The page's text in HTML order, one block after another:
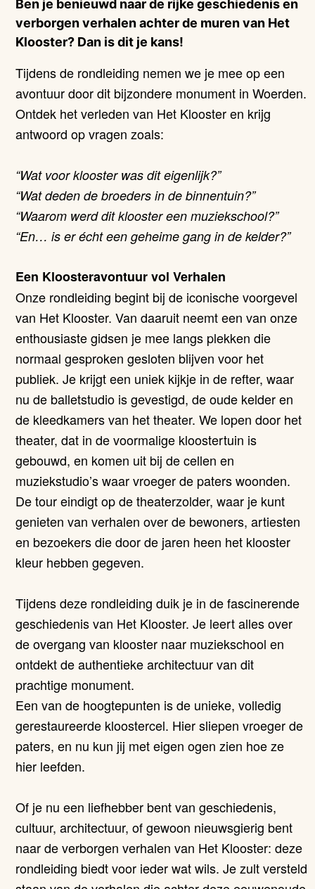
Ben je benieuwd naar de rijke geschiedenis en
verborgen verhalen achter de muren van Het
Klooster? Dan is dit je kans!
Tijdens de rondleiding nemen we je mee op een
avontuur door dit bijzondere monument in Woerden.
Ontdek het verleden van Het Klooster en krijg
antwoord op vragen zoals:
“Wat voor klooster was dit eigenlijk?”
“Wat deden de broeders in de binnentuin?”
“Waarom werd dit klooster een muziekschool?”
“En… is er écht een geheime gang in de kelder?”
Een Kloosteravontuur vol Verhalen
Onze rondleiding begint bij de iconische voorgevel
van Het Klooster. Van daaruit neemt een van onze
enthousiaste gidsen je mee langs plekken die
normaal gesproken gesloten blijven voor het
publiek. Je krijgt een uniek kijkje in de refter, waar
nu de balletstudio is gevestigd, de oude kelder en
de kleedkamers van het theater. We lopen door het
theater, dat in de voormalige kloostertuin is
gebouwd, en komen uit bij de cellen en
muziekstudio’s waar vroeger de paters woonden.
De tour eindigt op de theaterzolder, waar je kunt
genieten van verhalen over de bewoners, artiesten
en bezoekers die door de jaren heen het klooster
kleur hebben gegeven.
Tijdens deze rondleiding duik je in de fascinerende
geschiedenis van Het Klooster. Je leert alles over
de overgang van klooster naar muziekschool en
ontdekt de authentieke architectuur van dit
prachtige monument.
Een van de hoogtepunten is de unieke, volledig
gerestaureerde kloostercel. Hier sliepen vroeger de
paters, en nu kun jij met eigen ogen zien hoe ze
hier leefden.
Of je nu een liefhebber bent van geschiedenis,
cultuur, architectuur, of gewoon nieuwsgierig bent
naar de verborgen verhalen van Het Klooster: deze
rondleiding biedt voor ieder wat wils. Je zult versteld